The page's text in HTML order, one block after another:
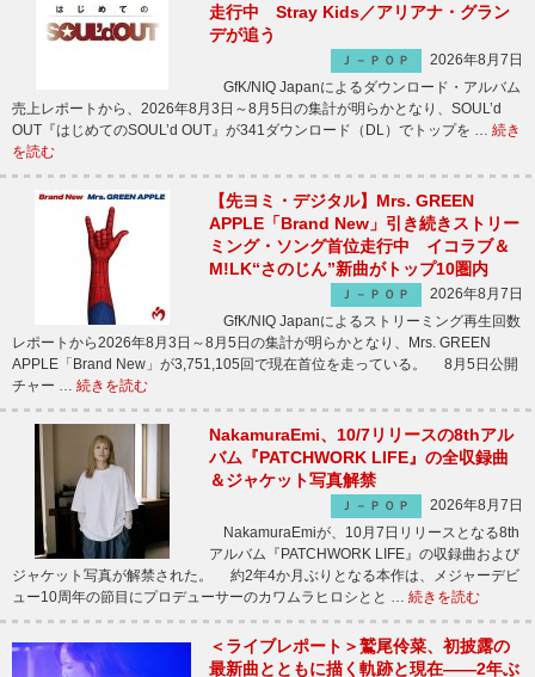
走行中 Stray Kids／アリアナ・グラン
デが追う
Ｊ－ＰＯＰ
2026年8月7日
GfK/NIQ Japanによるダウンロード・アルバム
売上レポートから、2026年8月3日～8月5日の集計が明らかとなり、SOUL’d
OUT『はじめてのSOUL’d OUT』が341ダウンロード（DL）でトップを … 続き
を読む
【先ヨミ・デジタル】Mrs. GREEN
APPLE「Brand New」引き続きストリー
ミング・ソング首位走行中 イコラブ＆
M!LK“さのじん”新曲がトップ10圏内
Ｊ－ＰＯＰ
2026年8月7日
GfK/NIQ Japanによるストリーミング再生回数
レポートから2026年8月3日～8月5日の集計が明らかとなり、Mrs. GREEN
APPLE「Brand New」が3,751,105回で現在首位を走っている。 8月5日公開
チャー … 続きを読む
NakamuraEmi、10/7リリースの8thアル
バム『PATCHWORK LIFE』の全収録曲
＆ジャケット写真解禁
Ｊ－ＰＯＰ
2026年8月7日
NakamuraEmiが、10月7日リリースとなる8th
アルバム『PATCHWORK LIFE』の収録曲および
ジャケット写真が解禁された。 約2年4か月ぶりとなる本作は、メジャーデビ
ュー10周年の節目にプロデューサーのカワムラヒロシとと … 続きを読む
＜ライブレポート＞鷲尾伶菜、初披露の
最新曲とともに描く軌跡と現在――2年ぶ